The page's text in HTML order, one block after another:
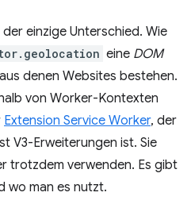
einzige Unterschied. Wie
eine DOM
denen Websites bestehen.
von Worker-Kontexten
Extension Service Worker, der
V3-Erweiterungen ist. Sie
trotzdem verwenden. Es gibt
wo man es nutzt.